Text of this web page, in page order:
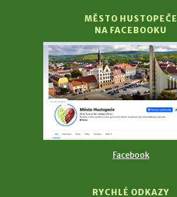
MĚSTO HUSTOPEČE
NA FACEBOOKU
Facebook
RYCHLÉ ODKAZY